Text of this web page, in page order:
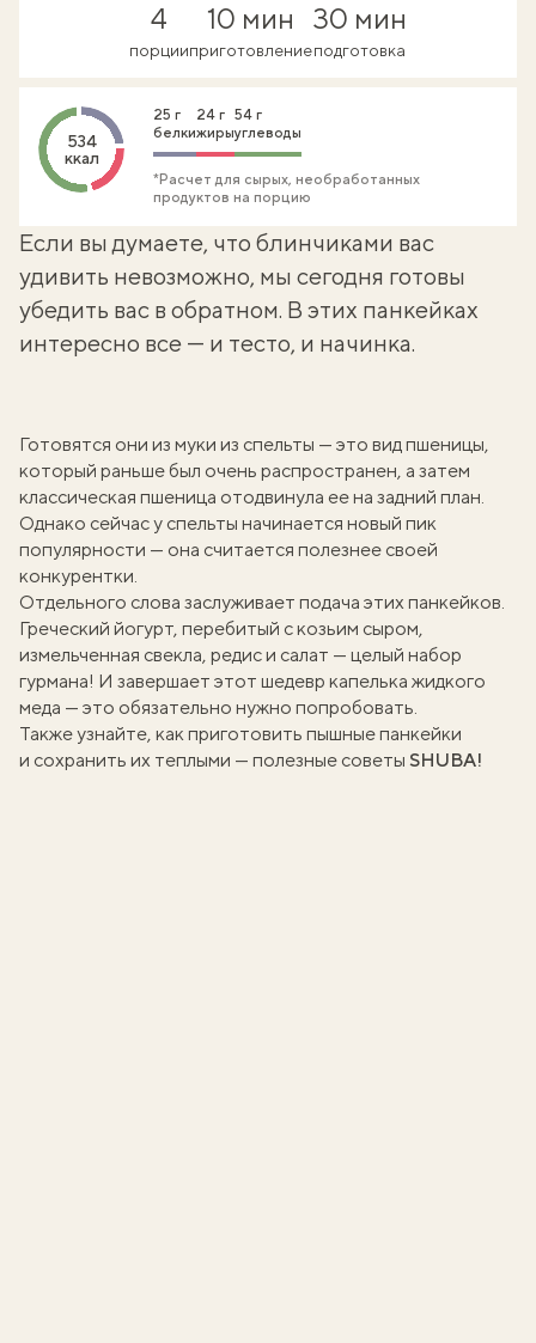
4
порции
10 мин
приготовление
30 мин
подготовка
534
ккал
25 г
белки
24 г
жиры
54 г
углеводы
*Расчет для сырых, необработанных
продуктов на порцию
Если вы думаете, что блинчиками вас
удивить невозможно, мы сегодня готовы
убедить вас в обратном. В этих панкейках
интересно все — и тесто, и начинка.
Готовятся они из муки из спельты — это вид пшеницы,
который раньше был очень распространен, а затем
классическая пшеница отодвинула ее на задний план.
Однако сейчас у спельты начинается новый пик
популярности — она считается полезнее своей
конкурентки.
Отдельного слова заслуживает подача этих панкейков.
Греческий йогурт, перебитый с козьим сыром,
измельченная свекла, редис и салат — целый набор
гурмана! И завершает этот шедевр капелька жидкого
меда — это обязательно нужно попробовать.
Также узнайте, как приготовить пышные панкейки
и сохранить их теплыми — полезные советы SHUBA!